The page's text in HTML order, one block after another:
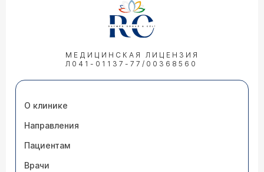
МЕДИЦИНСКАЯ ЛИЦЕНЗИЯ
Л041-01137-77/00368560
О клинике
Направления
Пациентам
Врачи